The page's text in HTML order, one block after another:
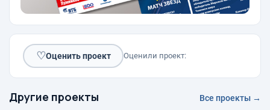
♡Оценить проект Оценили проект:
Другие проекты Все проекты →